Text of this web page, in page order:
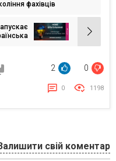
фахівців
2 0
0 1198
свій коментар